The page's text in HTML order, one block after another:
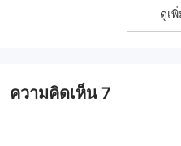
ดูเ
ความคิดเห็น 7